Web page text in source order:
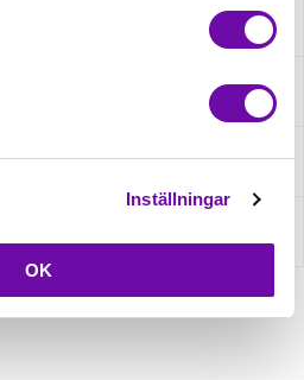
Inställningar
OK